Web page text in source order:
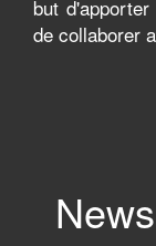
but
de collaborer